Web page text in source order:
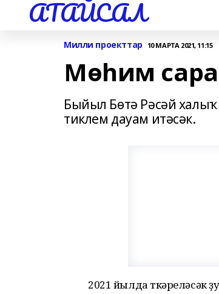
АТАЙСАЛ
Милли проекттар 10 МАРТА 2021, 11:15
Мөһим
Быйыл Бөтә Рәсәй халыҡ
тиклем дауам итәсәк.
2021 йылда үткәреләсәк